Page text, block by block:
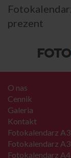
prezent
O nas
Cennik
Galeria
Kontakt
Fotokalendarz
Fotokalendarz
Fotokalendarz